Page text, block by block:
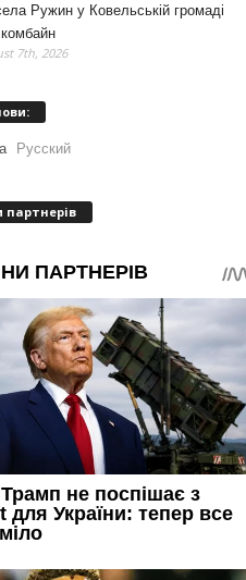
Ружин у Ковельській громаді
комбайн
7th, 2026
Русский
партнерів